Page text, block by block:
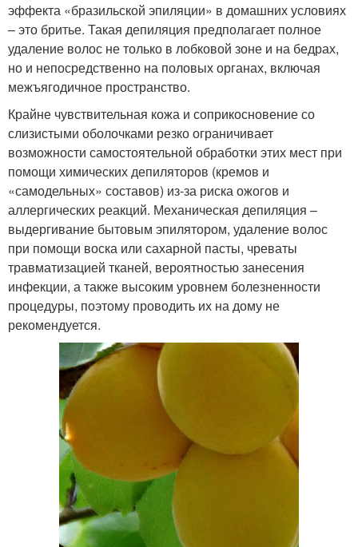
эффекта «бразильской эпиляции» в домашних условиях
– это бритье. Такая депиляция предполагает полное
удаление волос не только в лобковой зоне и на бедрах,
но и непосредственно на половых органах, включая
межъягодичное пространство.
Крайне чувствительная кожа и соприкосновение со
слизистыми оболочками резко ограничивает
возможности самостоятельной обработки этих мест при
помощи химических депиляторов (кремов и
«самодельных» составов) из-за риска ожогов и
аллергических реакций. Механическая депиляция –
выдергивание бытовым эпилятором, удаление волос
при помощи воска или сахарной пасты, чреваты
травматизацией тканей, вероятностью занесения
инфекции, а также высоким уровнем болезненности
процедуры, поэтому проводить их на дому не
рекомендуется.